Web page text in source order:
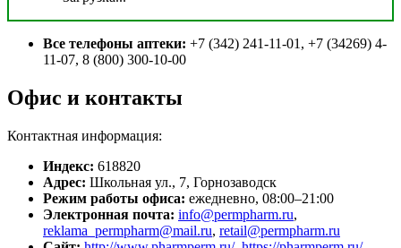
Все телефоны аптеки: +7 (342) 241-11-01, +7 (34269) 4-
11-07, 8 (800) 300-10-00
Офис и контакты
Контактная информация:
Индекс: 618820
Адрес: Школьная ул., 7, Горнозаводск
Режим работы офиса: ежедневно, 08:00–21:00
Электронная почта: info@permpharm.ru,
reklama_permpharm@mail.ru, retail@permpharm.ru